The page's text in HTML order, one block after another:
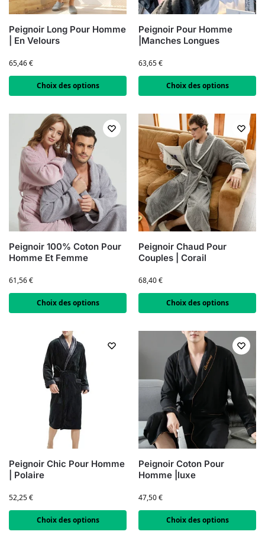
Peignoir Long Pour Homme
| En Velours
65,46€
Choix des options
Peignoir Pour Homme
|Manches Longues
63,65€
Choix des options
Peignoir 100% Coton Pour
Homme Et Femme
61,56€
Choix des options
Peignoir Chaud Pour
Couples | Corail
68,40€
Choix des options
Peignoir Chic Pour Homme
| Polaire
52,25€
Choix des options
Peignoir Coton Pour
Homme |luxe
47,50€
Choix des options